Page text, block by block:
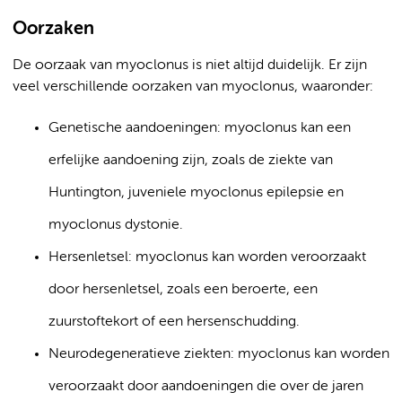
Oorzaken
De oorzaak van myoclonus is niet altijd duidelijk. Er zijn
veel verschillende oorzaken van myoclonus, waaronder:
Genetische aandoeningen: myoclonus kan een
erfelijke aandoening zijn, zoals de ziekte van
Huntington, juveniele myoclonus epilepsie en
myoclonus dystonie.
Hersenletsel: myoclonus kan worden veroorzaakt
door hersenletsel, zoals een beroerte, een
zuurstoftekort of een hersenschudding.
Neurodegeneratieve ziekten: myoclonus kan worden
veroorzaakt door aandoeningen die over de jaren